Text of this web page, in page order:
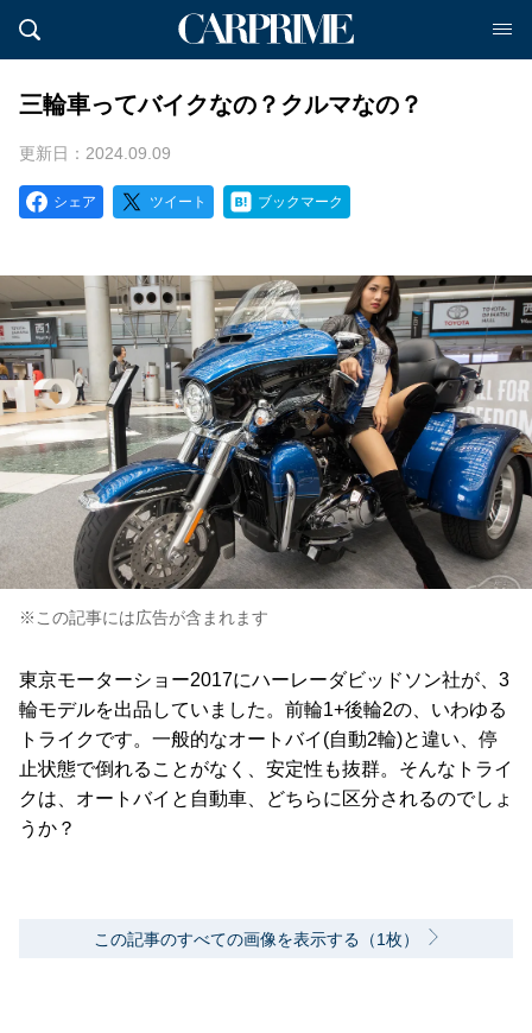
三輪車ってバイクなの？クルマなの？
更新日：2024.09.09
シェア ツイート ブックマーク
※この記事には広告が含まれます
東京モーターショー2017にハーレーダビッドソン社が、3
輪モデルを出品していました。前輪1+後輪2の、いわゆる
トライクです。一般的なオートバイ(自動2輪)と違い、停
止状態で倒れることがなく、安定性も抜群。そんなトライ
クは、オートバイと自動車、どちらに区分されるのでしょ
うか？
この記事のすべての画像を表示する（1枚）